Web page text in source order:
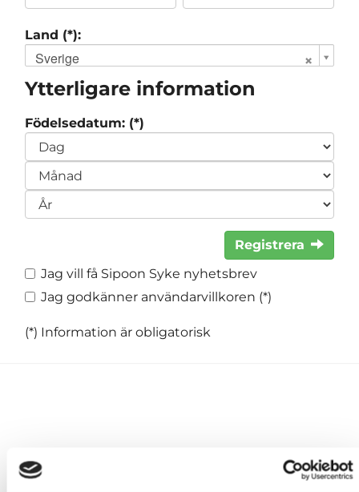
Land (*):
Sverige
Ytterligare information
Födelsedatum: (*)
Registrera
Jag vill få Sipoon Syke nyhetsbrev
Jag godkänner användarvillkoren (*)
(*) Information är obligatorisk